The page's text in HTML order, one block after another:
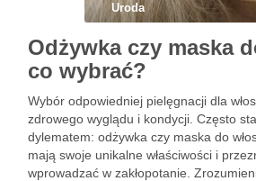
Uroda
Odżywka czy maska
co wybrać?
Wybór odpowiedniej pielęgnacji dla
zdrowego wyglądu i kondycji. Często
dylematem: odżywka czy maska do
mają swoje unikalne właściwości i
wprowadzać w zakłopotanie.